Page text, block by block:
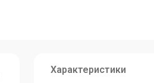
Характеристики